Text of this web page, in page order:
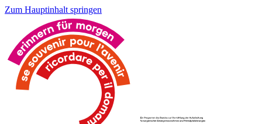
Zum Hauptinhalt springen